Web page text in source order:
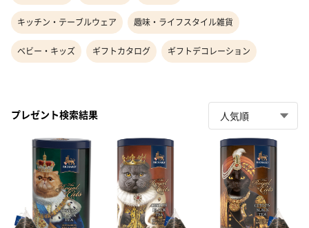
キッチン・テーブルウェア 趣味・ライフスタイル雑貨
ベビー・キッズ ギフトカタログ ギフトデコレーション
プレゼント検索結果